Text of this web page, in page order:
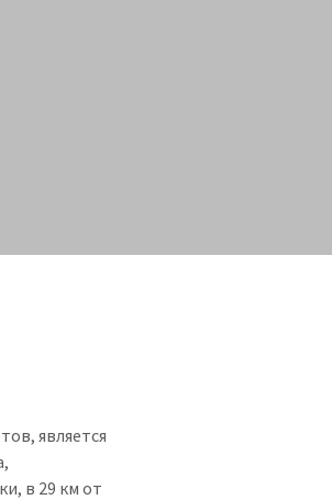
является
в 29 км от